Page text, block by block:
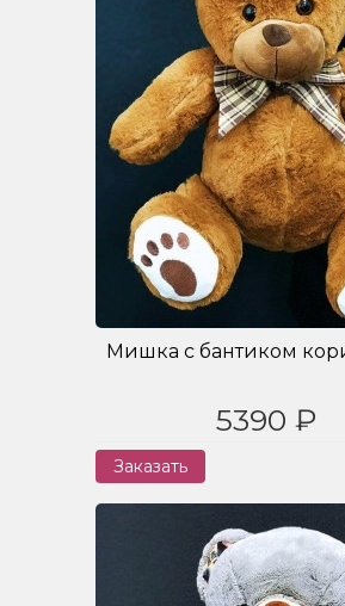
Мишка с бантиком
5390 ₽
Заказать